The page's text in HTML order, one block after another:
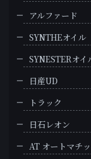
アルファード
SYNTHEオイル
SYNESTERオイ
日産UD
トラック
日石レオン
AT オートマチ